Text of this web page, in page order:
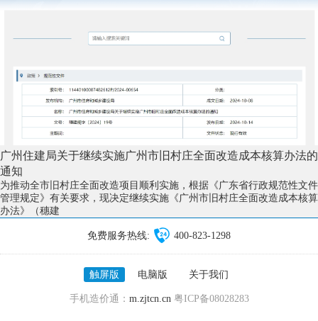
广州住建局关于继续实施广州市旧村庄全面改造成本核算办法的
通知
为推动全市旧村庄全面改造项目顺利实施，根据《广东省行政规范性文件
管理规定》有关要求，现决定继续实施《广州市旧村庄全面改造成本核算
办法》（穗建
免费服务热线: 400-823-1298
触屏版 电脑版 关于我们
手机造价通： m.zjtcn.cn 粤ICP备08028283